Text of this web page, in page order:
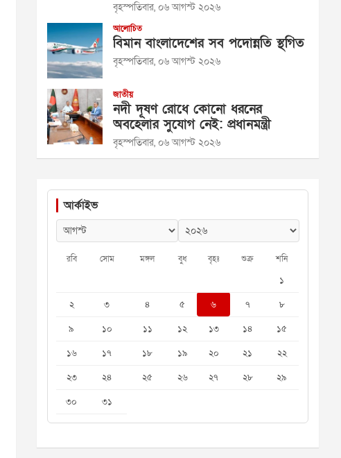
বৃহস্পতিবার, ০৬ আগস্ট ২০২৬
আলোচিত
বিমান বাংলাদেশের সব পদোন্নতি স্থগিত
বৃহস্পতিবার, ০৬ আগস্ট ২০২৬
জাতীয়
নদী দূষণ রোধে কোনো ধরনের
অবহেলার সুযোগ নেই: প্রধানমন্ত্রী
বৃহস্পতিবার, ০৬ আগস্ট ২০২৬
আর্কাইভ
রবি সোম মঙ্গল বুধ বৃহঃ শুক্র শনি
১
২
৩ ৪ ৫ ৬ ৭
৮
৯
১০ ১১ ১২ ১৩ ১৪
১৫
১৬
১৭ ১৮ ১৯ ২০ ২১
২২
২৩
২৪ ২৫ ২৬ ২৭ ২৮
২৯
৩০
৩১